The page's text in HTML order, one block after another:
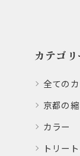
カテゴ
全ての
京都の
カラー
トリー